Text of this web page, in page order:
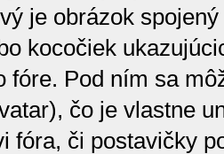
je obrázok
kocočiek
fóre. Pod ním sa
čo je vlastne
fóra, či postavičky